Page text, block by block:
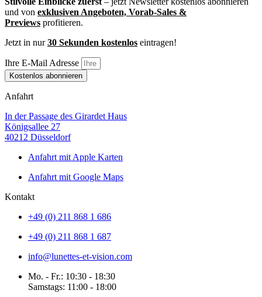
und von exklusiven Angeboten, Vorab-Sales &
Previews profitieren.
Jetzt in nur30 Sekunden kostenlos eintragen!
Ihre E-Mail Adresse
Kostenlos abonnieren
Anfahrt
In der Passage des Girardet Haus
Königsallee 27
40212 Düsseldorf
Anfahrt mit Apple Karten
Anfahrt mit Google Maps
Kontakt
+49 (0) 211 868 1 686
+49 (0) 211 868 1 687
info@lunettes-et-vision.com
Mo. - Fr.: 10:30 - 18:30
Samstags: 11:00 - 18:00